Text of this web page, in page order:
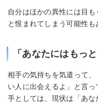
自分はほかの異性には目
と恨まれてしまう可能性も
「あなたにはもっ
相手の気持ちを気遣って
い人に出会えるよ」と言
手としては、現状は「あな